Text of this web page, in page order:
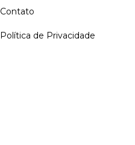
Contato
Política de Privacidade